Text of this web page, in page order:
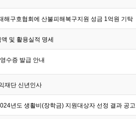
해구호협회에 산불피해복구지원 성금 1억원 기탁
및 활용실적 명세
수증 발급 안내
재단 신년인사
년도 생활비(장학금) 지원대상자 선정 결과 공고